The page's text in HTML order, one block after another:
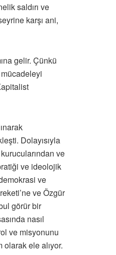
saldırı ve
karşı ani,
gelir. Çünkü
Dolayısıyla
ve
ve ideolojik
ve
ve Özgür
görür bir
nasıl
ve misyonunu
ele alıyor.